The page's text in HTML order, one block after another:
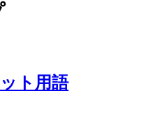
ト用語